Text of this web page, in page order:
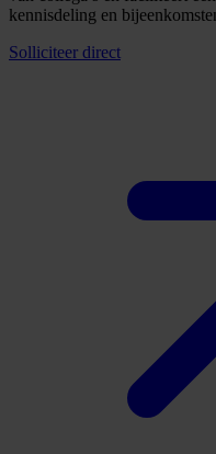
kennisdeling en
Solliciteer direct